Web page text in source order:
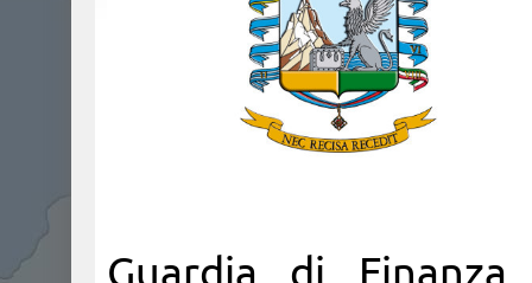
Guardia di